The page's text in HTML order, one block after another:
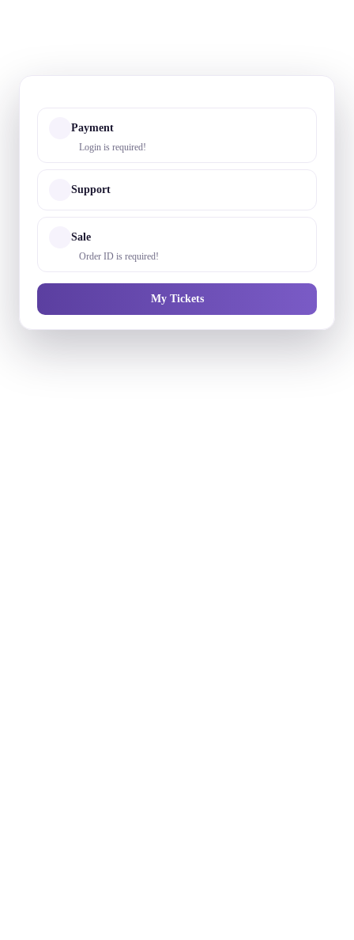
Payment
Login is required!
Support
Sale
Order ID is required!
My Tickets